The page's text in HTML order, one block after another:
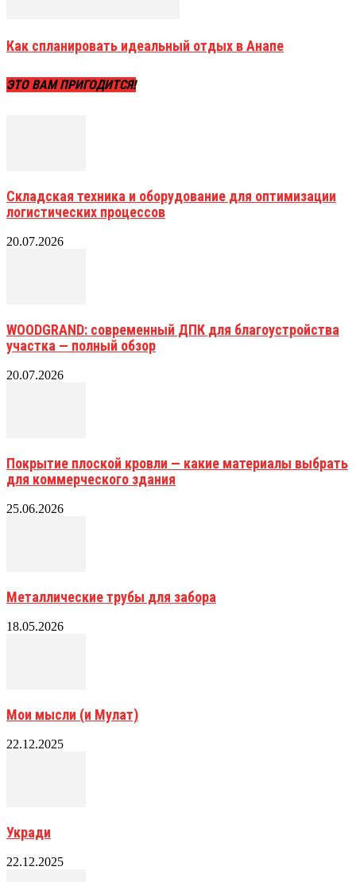
Как спланировать идеальный отдых в Анапе
ЭТО ВАМ ПРИГОДИТСЯ!
Складская техника и оборудование для оптимизации
логистических процессов
20.07.2026
WOODGRAND: современный ДПК для благоустройства
участка — полный обзор
20.07.2026
Покрытие плоской кровли — какие материалы выбрать
для коммерческого здания
25.06.2026
Металлические трубы для забора
18.05.2026
Мои мысли (и Мулат)
22.12.2025
Укради
22.12.2025